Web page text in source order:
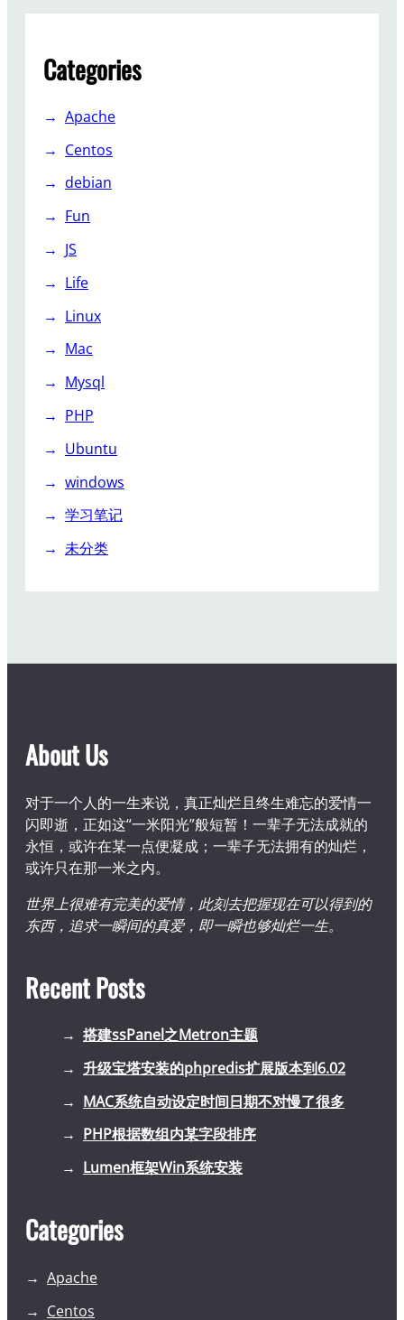
Categories
Apache
Centos
debian
Fun
JS
Life
Linux
Mac
Mysql
PHP
Ubuntu
windows
学习笔记
未分类
About Us
对于一个人的一生来说，真正灿烂且终生难忘的爱情一
闪即逝，正如这“一米阳光”般短暂！一辈子无法成就的
永恒，或许在某一点便凝成；一辈子无法拥有的灿烂，
或许只在那一米之内。
世界上很难有完美的爱情，此刻去把握现在可以得到的
东西，追求一瞬间的真爱，即一瞬也够灿烂一生。
Recent Posts
搭建ssPanel之Metron主题
升级宝塔安装的phpredis扩展版本到6.02
MAC系统自动设定时间日期不对慢了很多
PHP根据数组内某字段排序
Lumen框架Win系统安装
Categories
Apache
Centos